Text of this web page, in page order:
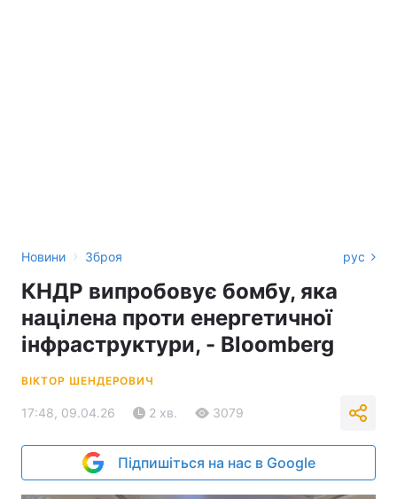
Новини › Зброя рус
КНДР випробовує бомбу, яка
націлена проти енергетичної
інфраструктури, - Bloomberg
ВІКТОР ШЕНДЕРОВИЧ
17:48, 09.04.26 2 хв. 3079
Підпишіться на нас в Google